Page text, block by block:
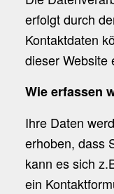
erfolgt durch
Kontaktdaten
dieser Website
Wie erfassen
Ihre Daten
erhoben, dass
kann es sich
ein